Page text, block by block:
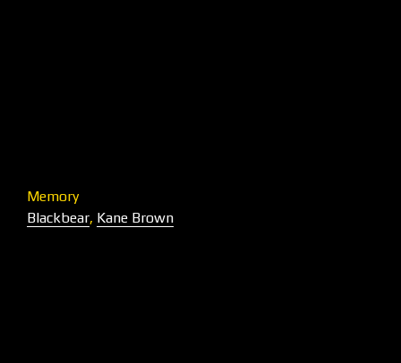
Memory
Blackbear, Kane Brown